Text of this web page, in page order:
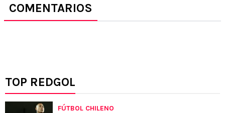
COMENTARIOS
TOP REDGOL
FÚTBOL CHILENO